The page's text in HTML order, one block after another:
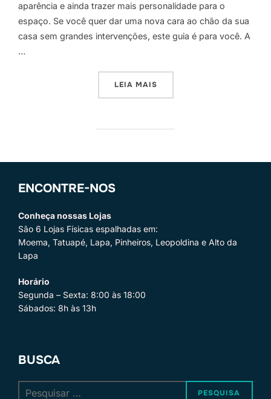
aparência e ainda trazer mais personalidade para o
espaço. Se você quer dar uma nova cara ao chão da sua
casa sem grandes intervenções, este guia é para você. A
…
LEIA MAIS“COMO REFORMAR O PISO
ENCONTRE-NOS
Conheça nossas Lojas
São 6 Lojas Físicas espalhadas em:
Moema, Tatuapé, Lapa, Pinheiros, Leopoldina e Alto da
Lapa
Horário
Segunda – Sexta: 8:00 às 18:00
Sábados: 8h às 13h
BUSCA
PESQUISA